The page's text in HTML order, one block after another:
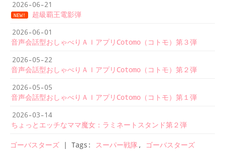
2026-06-21
NEW! 超級覇王電影弾
2026-06-01
音声会話型おしゃべりＡＩアプリCotomo（コトモ）第３弾
2026-05-22
音声会話型おしゃべりＡＩアプリCotomo（コトモ）第２弾
2026-05-05
音声会話型おしゃべりＡＩアプリCotomo（コトモ）第１弾
2026-03-14
ちょっとエッチなママ魔女：ラミネートスタンド第２弾
ゴーバスターズ | Tags: スーパー戦隊 , ゴーバスターズ